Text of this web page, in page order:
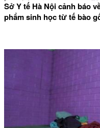
Sở Y tế Hà Nội cảnh báo
phẩm sinh học từ tế bào